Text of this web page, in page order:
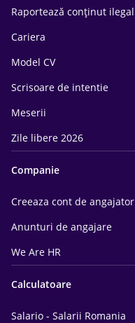
Raportează conținut ilegal
Cariera
Model CV
Scrisoare de intentie
Meserii
Zile libere 2026
Companie
Creeaza cont de angajator
Anunturi de angajare
We Are HR
Calculatoare
Salario - Salarii Romania